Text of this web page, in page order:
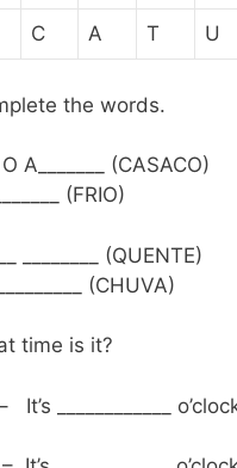
C A T U
the words.
O A_______
(FRIO)
________
(CHUVA)
time is it?
____________